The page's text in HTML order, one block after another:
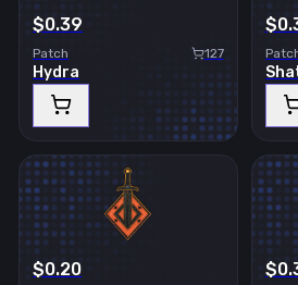
$0.39
Patch 127
Hydra
$0.20